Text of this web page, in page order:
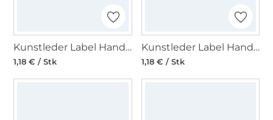
Kunstleder Label Handmade, schwarz
1,18 € / Stk
Kunstleder Label Handmade, gold
1,18 € / Stk